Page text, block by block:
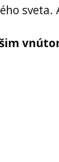
sveta.